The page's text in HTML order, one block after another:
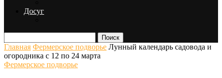
Досуг
Поиск
Главная Фермерское подворье Лунный календарь садовода и
огородника с 12 по 24 марта
Фермерское подворье